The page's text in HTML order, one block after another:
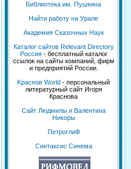
Библиотека им. Пушкина
Найти работу на Урале
Академия Сказочных Наук
Каталог сайтов Relevant Directory
Россия- бесплатный каталог
ссылок на сайты компаний, фирм
и предприятий России.
Kраснов World - персональный
литературный сайт Игоря
Краснова
Сайт Людмилы и Валентина
Никоры
ПетроглиФ
Синтаксис Синема